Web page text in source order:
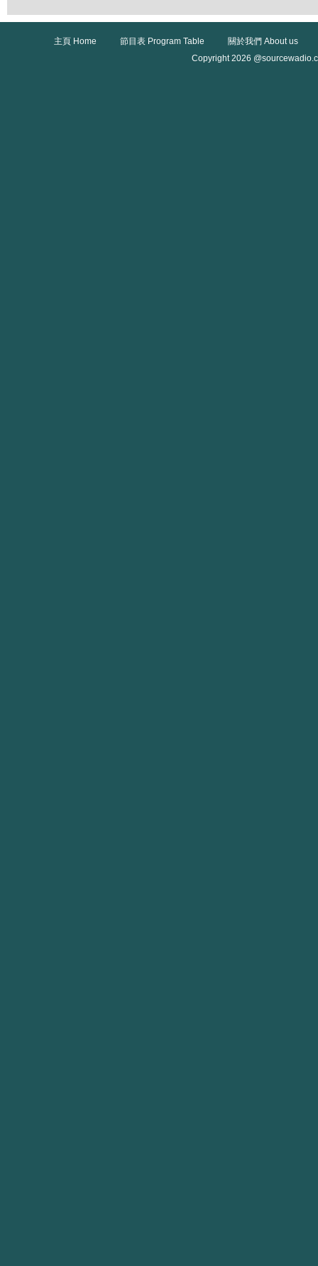
主頁 Home 節目表 Program Table
關於我們 About us
Copyright 2026